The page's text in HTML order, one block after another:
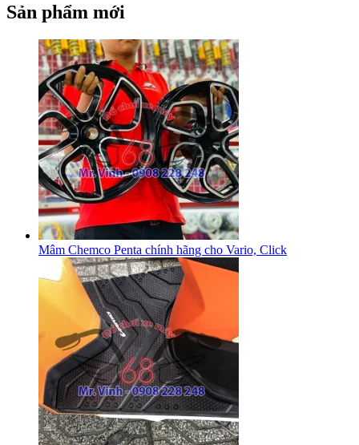
Sản phẩm mới
Mâm Chemco Penta chính hãng cho Vario, Click